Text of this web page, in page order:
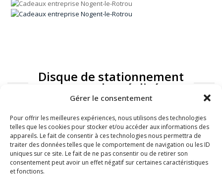
Gérer le consentement
Pour offrir les meilleures expériences, nous utilisons des technologies
telles que les cookies pour stocker et/ou accéder aux informations des
appareils. Le fait de consentir à ces technologies nous permettra de
traiter des données telles que le comportement de navigation ou les ID
uniques sur ce site. Le fait de ne pas consentir ou de retirer son
consentement peut avoir un effet négatif sur certaines caractéristiques
et fonctions.
Disque de stationnement
: exemples réalisés